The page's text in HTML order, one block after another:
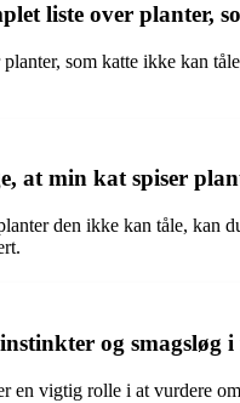
liste over planter,
som katte ikke kan
at min kat spiser
den ikke kan tåle,
og smagsløg
en vigtig rolle i at vurdere